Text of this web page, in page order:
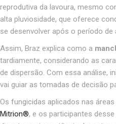
reprodutiva da lavoura, mesmo
alta pluviosidade, que oferece
se desenvolver após o período
Assim, Braz explica como a
tardiamente, considerando as
de dispersão. Com essa análise,
vai guiar as tomadas de decisão
Os fungicidas aplicados nas
Mitrion®, e os participantes